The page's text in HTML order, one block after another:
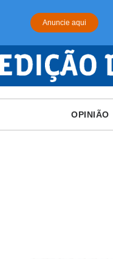
Anuncie aqui
OPINIÃO